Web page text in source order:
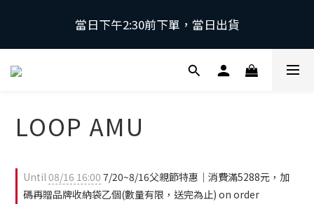
當日下午2:30前下單，當日出貨
當日下午2:30前下單，當日出貨
\ 日本第一磁石領導品牌 | 原裝進口 /
繃肌肉。
當日下午2:30前下單，當日出貨
LOOP AMU
Until08/16 16:00 7/20~8/16父親節特惠｜消費滿5288元，加
碼再贈品牌收納袋乙個(數量有限，送完為止) on order